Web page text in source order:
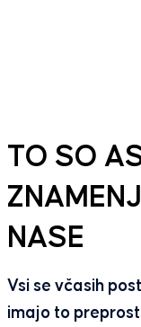
TO SO
NASE
Vsi se včasih
imajo to